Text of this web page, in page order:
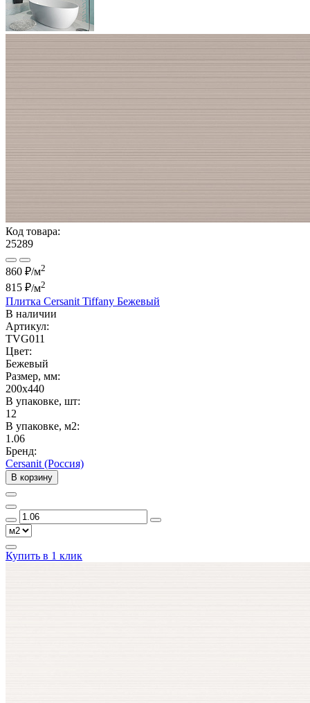
Код товара:
25289
860 ₽/м2
815 ₽/м2
Плитка Cersanit Tiffany Бежевый
В наличии
Артикул:
TVG011
Цвет:
Бежевый
Размер, мм:
200x440
В упаковке, шт:
12
В упаковке, м2:
1.06
Бренд:
Cersanit (Россия)
В корзину
Купить в 1 клик